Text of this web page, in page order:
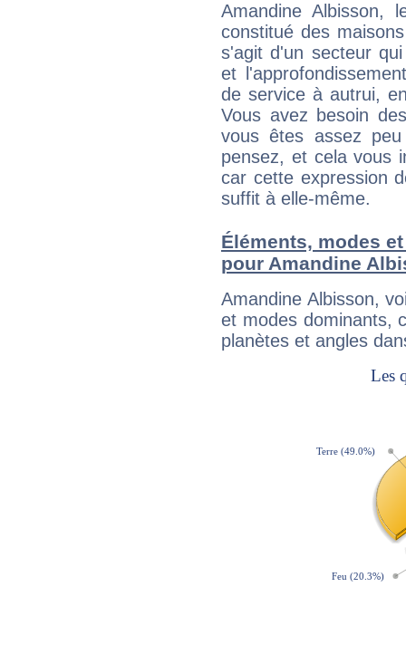
Amandine Albisson,
constitué des
s'agit d'un secteur
et
de service à autrui,
Vous avez besoin
vous êtes assez
pensez, et cela vous
car cette expression
suffit à elle-même.
Éléments, modes
pour Amandine
Amandine Albisson,
et modes dominants,
planètes et angles